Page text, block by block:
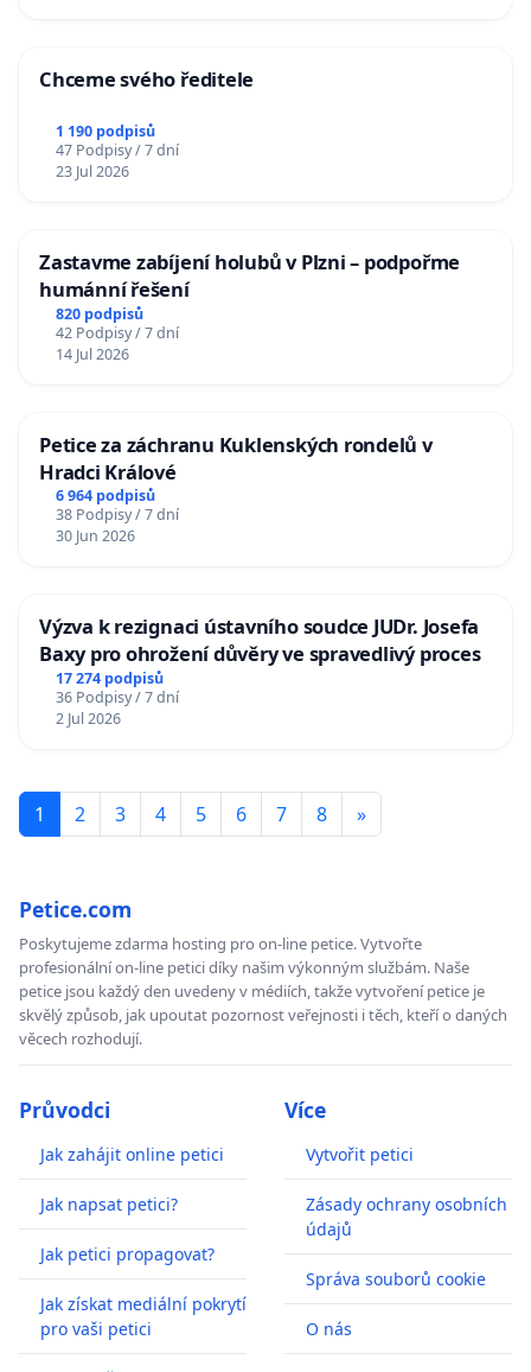
Chceme svého ředitele
1 190 podpisů
47 Podpisy / 7 dní
23 Jul 2026
Zastavme zabíjení holubů v Plzni – podpořme
humánní řešení
820 podpisů
42 Podpisy / 7 dní
14 Jul 2026
Petice za záchranu Kuklenských rondelů v
Hradci Králové
6 964 podpisů
38 Podpisy / 7 dní
30 Jun 2026
Výzva k rezignaci ústavního soudce JUDr. Josefa
Baxy pro ohrožení důvěry ve spravedlivý proces
17 274 podpisů
36 Podpisy / 7 dní
2 Jul 2026
1 2 3 4 5 6 7 8 »
Petice.com
Poskytujeme zdarma hosting pro on-line petice. Vytvořte
profesionální on-line petici díky našim výkonným službám. Naše
petice jsou každý den uvedeny v médiích, takže vytvoření petice je
skvělý způsob, jak upoutat pozornost veřejnosti i těch, kteří o daných
věcech rozhodují.
Průvodci
Jak zahájit online petici
Jak napsat petici?
Jak petici propagovat?
Jak získat mediální pokrytí
pro vaši petici
Více
Vytvořit petici
Zásady ochrany osobních
údajů
Správa souborů cookie
O nás